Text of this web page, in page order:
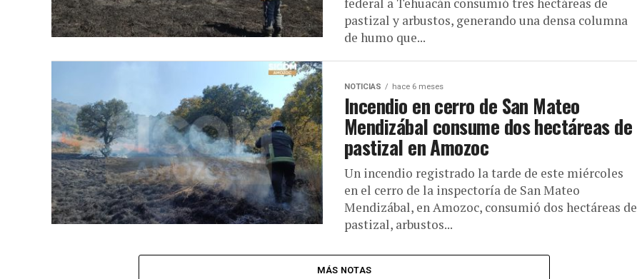
federal a Tehuacán consumió tres hectáreas de
pastizal y arbustos, generando una densa columna
de humo que...
NOTICIAS hace 6 meses
Incendio en cerro de San Mateo
Mendizábal consume dos hectáreas de
pastizal en Amozoc
Un incendio registrado la tarde de este miércoles
en el cerro de la inspectoría de San Mateo
Mendizábal, en Amozoc, consumió dos hectáreas de
pastizal, arbustos...
MÁS NOTAS